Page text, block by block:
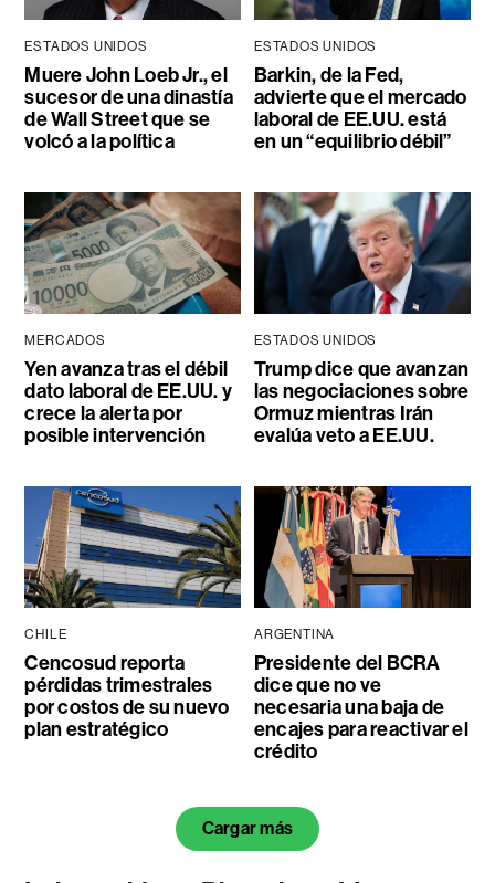
ESTADOS UNIDOS
Muere John Loeb Jr., el
sucesor de una dinastía
de Wall Street que se
volcó a la política
ESTADOS UNIDOS
Barkin, de la Fed,
advierte que el mercado
laboral de EE.UU. está
en un “equilibrio débil”
MERCADOS
Yen avanza tras el débil
dato laboral de EE.UU. y
crece la alerta por
posible intervención
ESTADOS UNIDOS
Trump dice que avanzan
las negociaciones sobre
Ormuz mientras Irán
evalúa veto a EE.UU.
CHILE
Cencosud reporta
pérdidas trimestrales
por costos de su nuevo
plan estratégico
ARGENTINA
Presidente del BCRA
dice que no ve
necesaria una baja de
encajes para reactivar el
crédito
Cargar más